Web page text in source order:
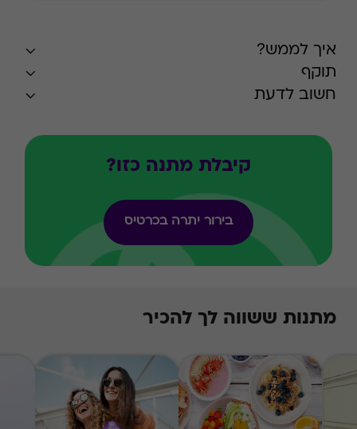
איך לממש?
תוקף
חשוב לדעת
קיבלת מתנה כזו?
בירור יתרה בכרטיס
מתנות ששווה לך להכיר